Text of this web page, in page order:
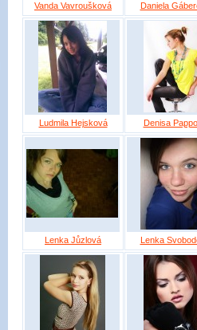
Vanda Vavroušková Daniela
Ludmila Hejsková Denisa
Lenka Jůzlová Lenka